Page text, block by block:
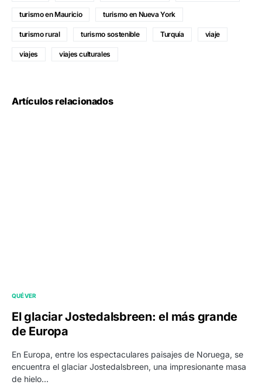
turismo en Mauricio turismo en Nueva York
turismo rural turismo sostenible Turquía viaje
viajes viajes culturales
Artículos relacionados
QUÉ VER
El glaciar Jostedalsbreen: el más grande
de Europa
En Europa, entre los espectaculares paisajes de Noruega, se
encuentra el glaciar Jostedalsbreen, una impresionante masa
de hielo…